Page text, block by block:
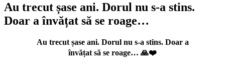
Au trecut șase ani. Dorul nu s-a stins.
Doar a învățat să se roage…
Au trecut șase ani. Dorul nu s-a stins. Doar a
învățat să se roage… 🙏❤️